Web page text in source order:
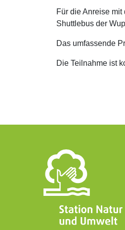
Für die Anreise
Shuttlebus der
Das umfassende
Die Teilnahme ist